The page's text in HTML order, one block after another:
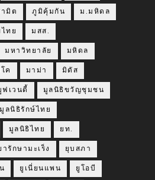
มิต ภูมิคุ้มกัน ม.มหิดล
ทย มสส.
มหาวิทยาลัย มหิดล
ค มาม่า มิดัส
ฟเวนดี้ มูลนิธิขวัญชุมชน
มูลนิธิรักษ์ไทย
มูลนิธิไทย ยท.
ารักษามะเร็ง ยุบสภา
ยูเนี่ยนแพน ยูโอบี